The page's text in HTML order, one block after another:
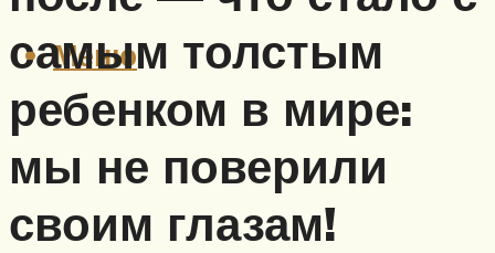
Меню
самым толстым
ребенком в мире:
мы не поверили
своим глазам!